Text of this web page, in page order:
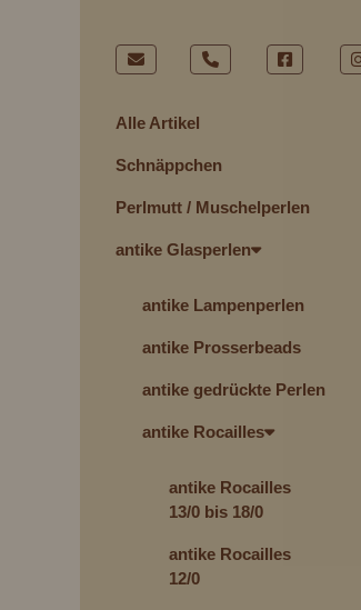
Alle Artikel
Schnäppchen
Perlmutt / Muschelperlen
antike Glasperlen
antike Lampenperlen
antike Prosserbeads
antike gedrückte Perlen
antike Rocailles
antike Rocailles
13/0 bis 18/0
antike Rocailles
12/0